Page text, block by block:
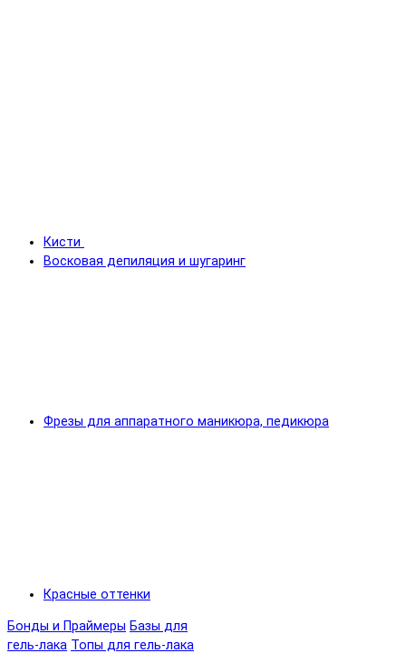
Кисти
Восковая депиляция и шугаринг
Фрезы для аппаратного маникюра, педикюра
Красные оттенки
Бонды и Праймеры Базы для
гель-лака Топы для гель-лака